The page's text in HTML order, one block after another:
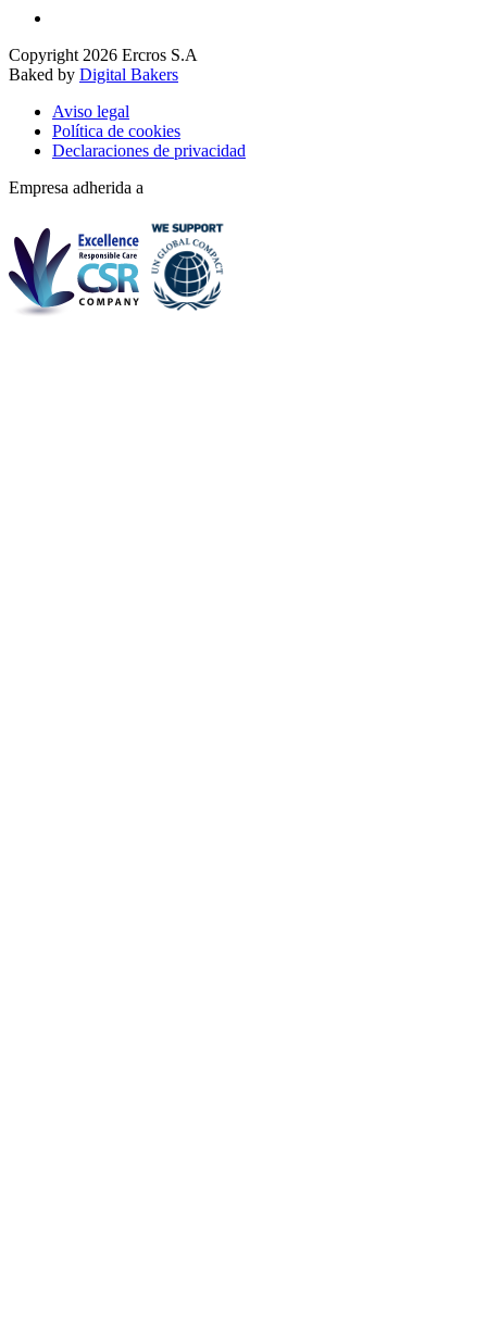
Copyright 2026 Ercros S.A
Baked by Digital Bakers
Aviso legal
Política de cookies
Declaraciones de privacidad
Empresa adherida a